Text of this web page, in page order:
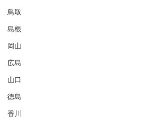
鳥取
島根
岡山
広島
山口
徳島
香川